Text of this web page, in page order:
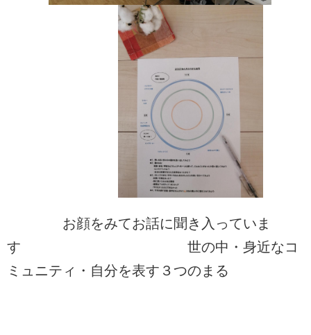
お顔をみてお話に聞き入っていま
す 世の中・身近なコ
ミュニティ・自分を表す３つのまる